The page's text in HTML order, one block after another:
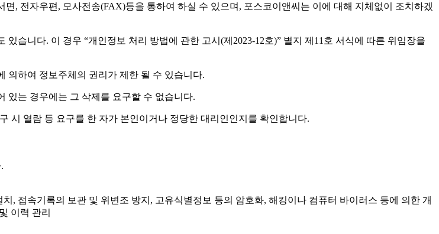
, 전자우편, 모사전송(FAX)등을 통하여 하실 수 있으며, 포스코이앤씨는 이에 대해 지체없이 조치하겠
습니다. 이 경우 “개인정보 처리 방법에 관한 고시(제2023-12호)” 별지 제11호 서식에 따른 위임장을
의하여 정보주체의 권리가 제한 될 수 있습니다.
있는 경우에는 그 삭제를 요구할 수 없습니다.
시 열람 등 요구를 한 자가 본인이거나 정당한 대리인인지를 확인합니다.
, 접속기록의 보관 및 위변조 방지, 고유식별정보 등의 암호화, 해킹이나 컴퓨터 바이러스 등에 의한 개
이력 관리